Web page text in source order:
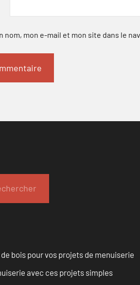
nom, mon e-mail et mon site dans le
bois pour vos projets de menuiserie
avec ces projets simples